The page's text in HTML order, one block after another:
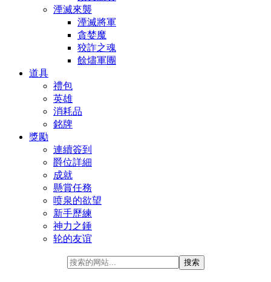
湮滅來襲
湮滅將軍
貪婪魔
狡詐之魂
餘燼軍團
道具
禮包
英雄
消耗品
銘牌
獎勵
連續簽到
爵位詳細
成就
懸賞任務
喷泉的欲望
新手歷練
神力之錘
轮的友谊